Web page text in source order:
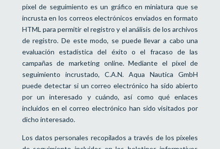
píxel de seguimiento es un gráfico en miniatura que se
incrusta en los correos electrónicos enviados en formato
HTML para permitir el registro y el análisis de los archivos
de registro. De este modo, se puede llevar a cabo una
evaluación estadística del éxito o el fracaso de las
campañas de marketing online. Mediante el píxel de
seguimiento incrustado, C.A.N. Aqua Nautica GmbH
puede detectar si un correo electrónico ha sido abierto
por un interesado y cuándo, así como qué enlaces
incluidos en el correo electrónico han sido visitados por
dicho interesado.
Los datos personales recopilados a través de los píxeles